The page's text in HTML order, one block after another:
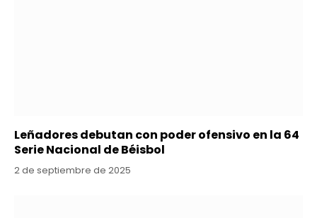
Leñadores debutan con poder ofensivo en la 64
Serie Nacional de Béisbol
2 de septiembre de 2025